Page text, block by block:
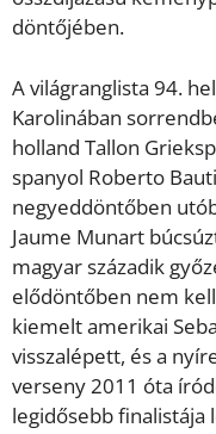
döntőjében.
A világranglista 94.
Karolinában
holland Tallon
spanyol Roberto
negyeddöntőben
Jaume Munart
magyar századik
elődöntőben nem
kiemelt amerikai
visszalépett, és a
verseny 2011 óta
legidősebb finalistája